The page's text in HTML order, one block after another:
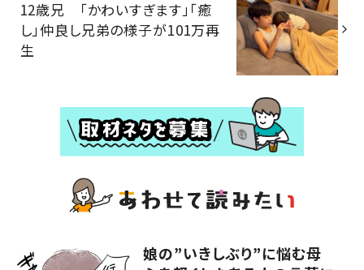
12歳兄 「かわいすぎます」「癒
し」仲良し兄弟の様子が101万再
生
娘の”いきしぶり”に悩む母